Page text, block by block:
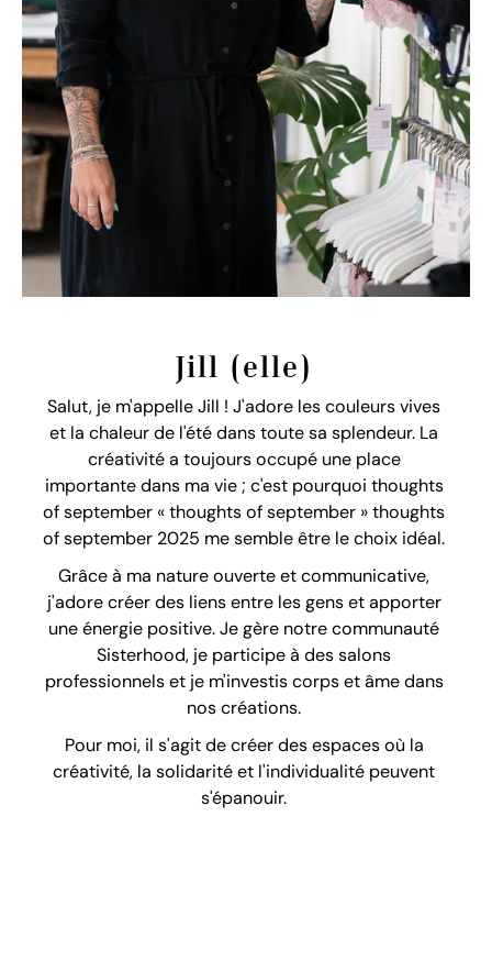
Jill (elle)
Salut, je m'appelle Jill ! J'adore les couleurs vives
et la chaleur de l'été dans toute sa splendeur. La
créativité a toujours occupé une place
importante dans ma vie ; c'est pourquoi thoughts
of september « thoughts of september » thoughts
of september 2025 me semble être le choix idéal.
Grâce à ma nature ouverte et communicative,
j'adore créer des liens entre les gens et apporter
une énergie positive. Je gère notre communauté
Sisterhood, je participe à des salons
professionnels et je m'investis corps et âme dans
nos créations.
Pour moi, il s'agit de créer des espaces où la
créativité, la solidarité et l'individualité peuvent
s'épanouir.